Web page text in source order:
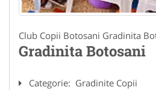
Club Copii Botosani Gradinita
Gradinita Botosani
Categorie: Gradinite Copii